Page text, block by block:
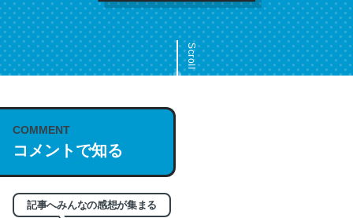
Scroll
COMMENT
コメントで知る
記事へみんなの感想が集まる
これは名文。彼はとてもクレバーなんだろうなと凄く思
─今のこの状況が信じられるかい？ by ラーズ・ヌートバー